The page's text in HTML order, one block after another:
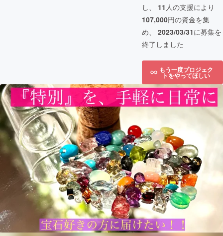
し、 11 人の支援により
107,000円の資金を集
め、 2023/03/31に募集を
終了しました
もう一度プロジェク
トをやってほしい